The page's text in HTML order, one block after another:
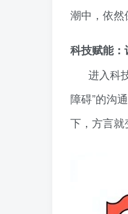
潮中，依然
科技赋能：
进入科
障碍”的沟
下，方言就